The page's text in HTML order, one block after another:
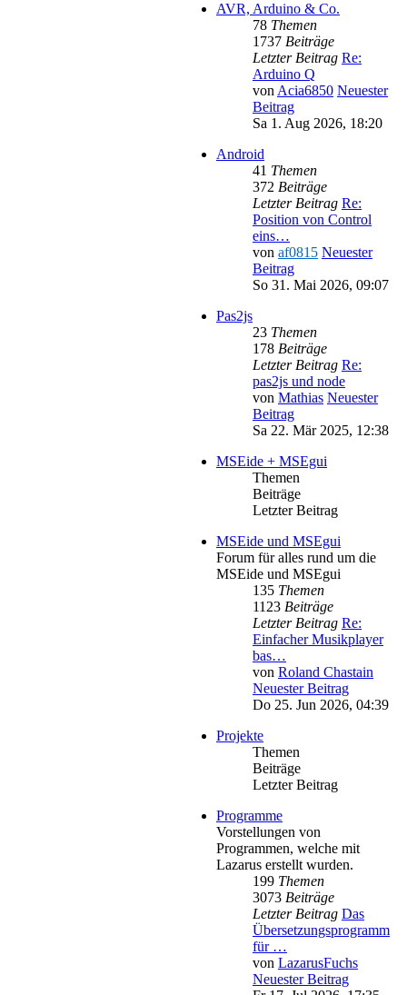
AVR, Arduino & Co.
78 Themen
1737 Beiträge
Letzter Beitrag Re:
Arduino Q
vonAcia6850 Neuester
Beitrag
Sa 1. Aug 2026, 18:20
Android
41 Themen
372 Beiträge
Letzter Beitrag Re:
Position von Control
eins…
von af0815 Neuester
Beitrag
So 31. Mai 2026, 09:07
Pas2js
23 Themen
178 Beiträge
Letzter Beitrag Re:
pas2js und node
von Mathias Neuester
Beitrag
Sa 22. Mär 2025, 12:38
MSEide + MSEgui
Themen
Beiträge
Letzter Beitrag
MSEide und MSEgui
Forum für alles rund um die
MSEide und MSEgui
135 Themen
1123 Beiträge
Letzter Beitrag Re:
Einfacher Musikplayer
bas…
von Roland Chastain
Neuester Beitrag
Do 25. Jun 2026, 04:39
Projekte
Themen
Beiträge
Letzter Beitrag
Programme
Vorstellungen von
Programmen, welche mit
Lazarus erstellt wurden.
199 Themen
3073 Beiträge
Letzter Beitrag Das
Übersetzungsprogramm
für …
von LazarusFuchs
Neuester Beitrag